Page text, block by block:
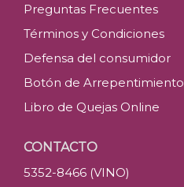
Preguntas Frecuentes
Términos y Condiciones
Defensa del consumidor
Botón de Arrepentimiento
Libro de Quejas Online
CONTACTO
5352-8466 (VINO)